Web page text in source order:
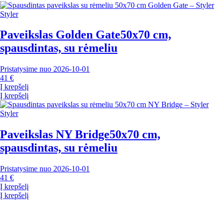
Styler
Paveikslas Golden Gate50x70 cm,
spausdintas, su rėmeliu
Pristatysime nuo 2026‑10‑01
41 €
Į krepšelį
Į krepšelį
Styler
Paveikslas NY Bridge50x70 cm,
spausdintas, su rėmeliu
Pristatysime nuo 2026‑10‑01
41 €
Į krepšelį
Į krepšelį